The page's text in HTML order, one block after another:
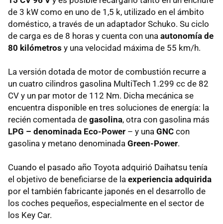
de 3 kW como en uno de 1,5 k, utilizado en el ámbito
doméstico, a través de un adaptador Schuko. Su ciclo
de carga es de 8 horas y cuenta con una autonomía de
80 kilómetros y una velocidad máxima de 55 km/h.
La versión dotada de motor de combustión recurre a
un cuatro cilindros gasolina MultiTech 1.299 cc de 82
CV y un par motor de 112 Nm. Dicha mecánica se
encuentra disponible en tres soluciones de energía: la
recién comentada de gasolina, otra con gasolina más
LPG – denominada Eco-Power – y una GNC con
gasolina y metano denominada Green-Power.
Cuando el pasado año Toyota adquirió Daihatsu tenía
el objetivo de beneficiarse de la experiencia adquirida
por el también fabricante japonés en el desarrollo de
los coches pequeños, especialmente en el sector de
los Key Car.